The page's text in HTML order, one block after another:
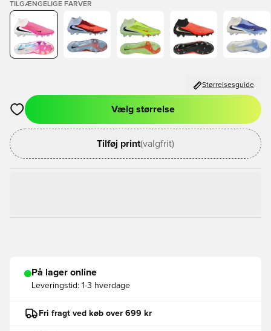
TILGÆNGELIGE FARVER
Størrelsesguide
Åbner en Modal til at logge ind eller tilmelde dig som medlem
Vælg størrelse
Tilføj print(valgfrit)
På lager online
Leveringstid: 1-3 hverdage
Fri fragt ved køb over 699 kr